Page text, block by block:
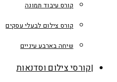
קורס עיבוד תמונה
קורס צילום לבעלי עסקים
שיחה בארבע עיניים
קורסי צילום וסדנאות